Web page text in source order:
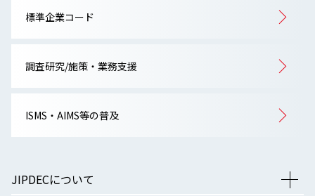
標準企業コード
調査研究/施策・業務支援
ISMS・AIMS等の普及
JIPDECについて